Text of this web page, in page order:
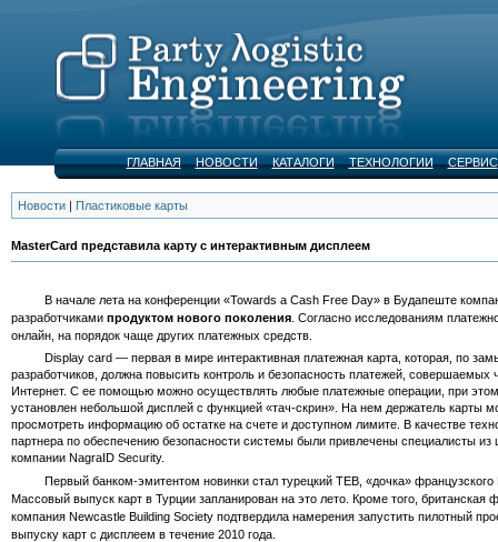
ГЛАВНАЯ НОВОСТИ КАТАЛОГИ ТЕХНОЛОГИИ СЕРВИС
Новости| Пластиковые карты
MasterCard представила карту с интерактивным дисплеем
В начале лета на конференции «Towards a Cash Free Day» в Будапеште
разработчиками продуктом нового поколения. Согласно исследованиям
онлайн, на порядок чаще других платежных средств.
Display card — первая в мире интерактивная платежная карта, которая, по
разработчиков, должна повысить контроль и безопасность платежей, совершаемых
Интернет. С ее помощью можно осуществлять любые платежные операции, при этом
установлен небольшой дисплей с функцией «тач-скрин». На нем держатель карты
просмотреть информацию об остатке на счете и доступном лимите. В качестве
партнера по обеспечению безопасности системы были привлечены специалисты из
компании NagraID Security.
Первый банком-эмитентом новинки стал турецкий TEB, «дочка» французского
Массовый выпуск карт в Турции запланирован на это лето. Кроме того, британская
компания Newcastle Building Society подтвердила намерения запустить пилотный
выпуску карт с дисплеем в течение 2010 года.